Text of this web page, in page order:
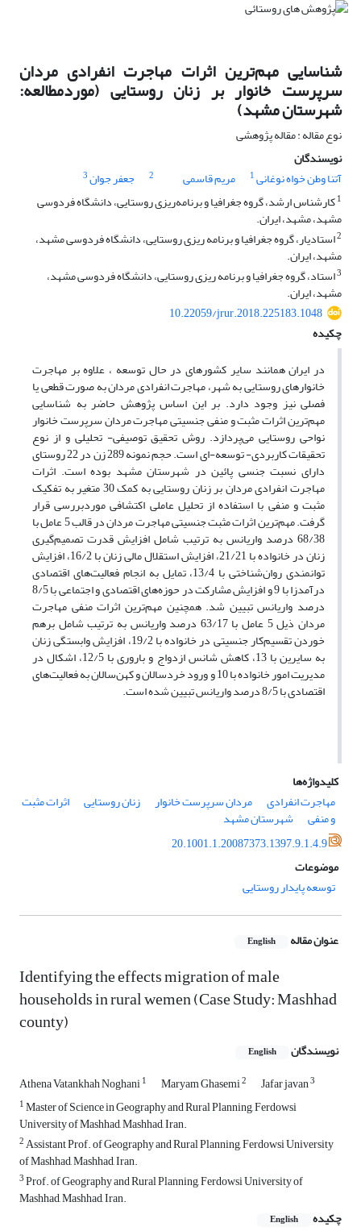
شناسایی مهم‌ترین اثرات مهاجرت انفرادی مردان
سرپرست خانوار بر زنان روستایی (موردمطالعه:
شهرستان مشهد)
نوع مقاله : مقاله پژوهشی
نویسندگان
آتنا وطن خواه نوغانی1 مریم قاسمی 2 جعفر جوان3
1کارشناس ارشد، گروه جغرافیا و برنامه‌ریزی روستایی، دانشگاه فردوسی
مشهد، مشهد، ایران.
2استادیار، گروه جغرافیا و برنامه ریزی روستایی، دانشگاه فردوسی مشهد،
مشهد، ایران.
3استاد، گروه جغرافیا و برنامه ریزی روستایی، دانشگاه فردوسی مشهد،
مشهد، ایران.
10.22059/jrur.2018.225183.1048
چکیده
در ایران همانند سایر کشورهای در حال توسعه ، علاوه بر مهاجرت
خانوارهای روستایی به شهر، مهاجرت انفرادی مردان به صورت قطعی یا
فصلی نیز وجود دارد. بر این اساس پژوهش حاضر به شناسایی
مهم‌ترین اثرات مثبت و منفی جنسیتی مهاجرت مردان سرپرست خانوار
نواحی روستایی می‌پردازد. روش تحقیق توصیفی- تحلیلی و از نوع
تحقیقات کاربردی- توسعه-ای است. حجم نمونه 289 زن در 22 روستای
دارای نسبت جنسی پائین در شهرستان مشهد بوده است. اثرات
مهاجرت انفرادی مردان بر زنان روستایی به کمک 30 متغیر به تفکیک
مثبت و منفی با استفاده از تحلیل عاملی اکتشافی موردبررسی قرار
گرفت. مهم‌ترین اثرات مثبت جنسیتی مهاجرت مردان در قالب 5 عامل با
68/38 درصد واریانس به ترتیب شامل افزایش قدرت تصمیم‌گیری
زنان در خانواده با 21/21، افزایش استقلال مالی زنان با 16/2، افزایش
توانمندی روان‌شناختی با 13/4، تمایل به انجام فعالیت‌های اقتصادی
درآمدزا با 9 و افزایش مشارکت در حوزه‌های اقتصادی و اجتماعی با 8/5
درصد واریانس تبیین شد. همچنین مهم‌ترین اثرات منفی مهاجرت
مردان ذیل 5 عامل با 63/17 درصد واریانس به ترتیب شامل برهم
خوردن تقسیم‌کار جنسیتی در خانواده با 19/2، افزایش وابستگی زنان
به سایرین با 13، کاهش شانس ازدواج و باروری با 12/5، اشکال در
مدیریت امور خانواده با 10 و ورود خردسالان و کهن‌سالان به فعالیت‌های
اقتصادی با 8/5 درصد واریانس تبیین شده است.
کلیدواژه‌ها
مهاجرت انفرادی
مردان سرپرست خانوار زنان روستایی اثرات مثبت
و منفی
شهرستان مشهد
20.1001.1.20087373.1397.9.1.4.9
موضوعات
توسعه پایدار روستایی
عنوان مقاله English
Identifying the effects migration of male
households in rural wemen (Case Study: Mashhad
county)
نویسندگان English
Athena Vatankhah Noghani1 Maryam Ghasemi2 Jafar javan3
1Master of Science in Geography and Rural Planning, Ferdowsi
University of Mashhad, Mashhad, Iran.
2Assistant Prof. of Geography and Rural Planning, Ferdowsi University
of Mashhad, Mashhad, Iran.
3Prof. of Geography and Rural Planning, Ferdowsi University of
Mashhad, Mashhad, Iran.
چکیده
English